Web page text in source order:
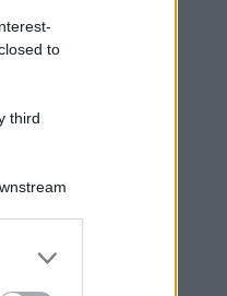
to
third